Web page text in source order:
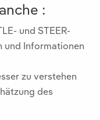
:
und STEER-
und Informationen
zu verstehen
des